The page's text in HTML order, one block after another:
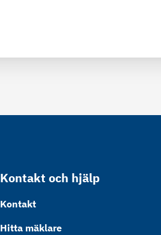
Kontakt och hjälp
Kontakt
Hitta mäklare